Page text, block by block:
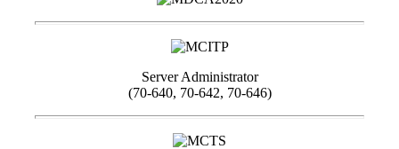
Server Administrator
(70-640, 70-642, 70-646)